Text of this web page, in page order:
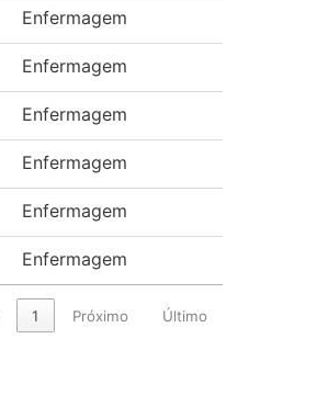
Enfermagem
Enfermagem
Enfermagem
Enfermagem
Enfermagem
Enfermagem
1 Próximo Último